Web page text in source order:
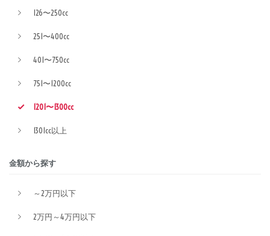
126〜250cc
251〜400cc
401〜750cc
751〜1200cc
1201〜1300cc
1301cc以上
金額から探す
～2万円以下
2万円～4万円以下